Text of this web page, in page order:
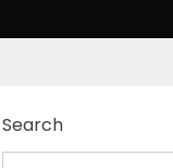
Search